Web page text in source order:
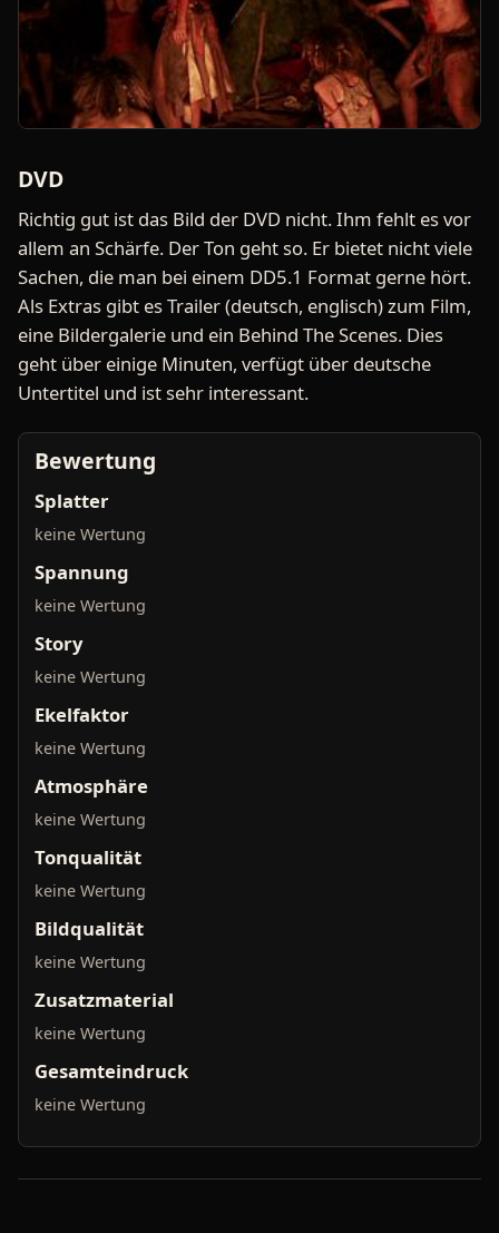
DVD
Richtig gut ist das Bild der DVD nicht. Ihm fehlt es vor
allem an Schärfe. Der Ton geht so. Er bietet nicht viele
Sachen, die man bei einem DD5.1 Format gerne hört.
Als Extras gibt es Trailer (deutsch, englisch) zum Film,
eine Bildergalerie und ein Behind The Scenes. Dies
geht über einige Minuten, verfügt über deutsche
Untertitel und ist sehr interessant.
Bewertung
Splatter
keine Wertung
Spannung
keine Wertung
Story
keine Wertung
Ekelfaktor
keine Wertung
Atmosphäre
keine Wertung
Tonqualität
keine Wertung
Bildqualität
keine Wertung
Zusatzmaterial
keine Wertung
Gesamteindruck
keine Wertung